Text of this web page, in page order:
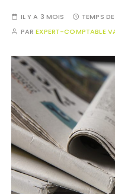
IL Y A 3 MOIS TEMPS
PAREXPERT-COMPTABLE